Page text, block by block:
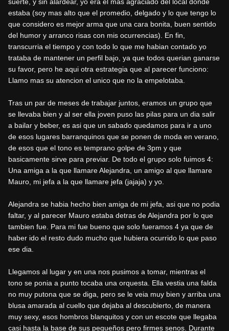
suerte, y sin alardear, yo era el más agraciado del local donde
estaba (soy mas alto que el promedio, delgado y lo que tengo lo
que considero es mejor arma que una cara bonita, buen sentido
del humor y arranco risas con mis ocurrencias). En fin,
transcurria el tiempo y con todo lo que me habian contado yo
trataba de mantener un perfil bajo, ya que todos querian ganarse
su favor, pero he aqui otra estrategia que al parecer funciono:
Llamo mas su atencion el unico que no la empelotaba.
Tras un par de meses de trabajar juntos, eramos un grupo que
se llevaba bien y al ser ella joven puso las pilas para un dia salir
a bailar y beber, es asi que un sabado quedamos para ir a uno
de esos lugares barranquinos que se ponen de moda en verano,
de esos que el tono es temprano golpe de 3pm y que
basicamente sirve para previar. De todo el grupo solo fuimos 4:
Una amiga a la que llamare Alejandra, un amigo al que llamare
Mauro, mi jefa a la que llamare jefa (jajaja) y yo.
Alejandra se habia hecho bien amiga de mi jefa, asi que no podia
faltar, y al parecer Mauro estaba detras de Alejandra por lo que
tambien fue. Para mi fue bueno que solo fueramos 4 ya que de
haber ido el resto dudo mucho que hubiera ocurrido lo que paso
ese dia.
Llegamos al lugar y en una nos pusimos a tomar, mientras el
tono se ponia a punto tocaba una orquesta. Ella vestia una falda
no muy putona que se diga, pero se le veia muy bien y arriba una
blusa amarada al cuello que dejaba al descubierto, de manera
muy sexy, esos hombros blanquitos y con un escote que llegaba
casi hasta la base de sus pequeños pero firmes senos. Durante